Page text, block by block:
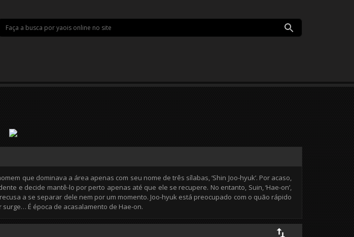
que dominava a área apenas com seu nome de três sílabas, ‘Shin Joo-hyuk’. Por acaso,
e decide mantê-lo por perto apenas até que ele se recupere. No entanto, Suin, ‘Hae-on’,
a se separar dele nem por um momento. Joo-hyuk está preocupado com o quão rápido
É época de acasalamento de Hae-on.